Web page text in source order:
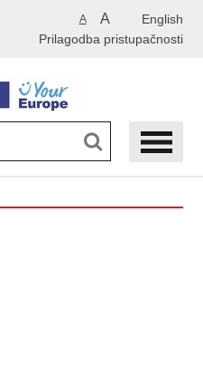
English
A A
Prilagodba pristupačnosti